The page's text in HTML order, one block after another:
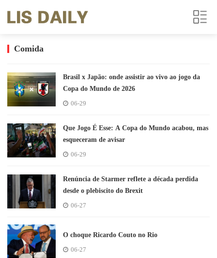
Comida
Brasil x Japão: onde assistir ao vivo ao jogo da
Copa do Mundo de 2026
06-29
Que Jogo É Esse: A Copa do Mundo acabou, mas
esqueceram de avisar
06-29
Renúncia de Starmer reflete a década perdida
desde o plebiscito do Brexit
06-27
O choque Ricardo Couto no Rio
06-27